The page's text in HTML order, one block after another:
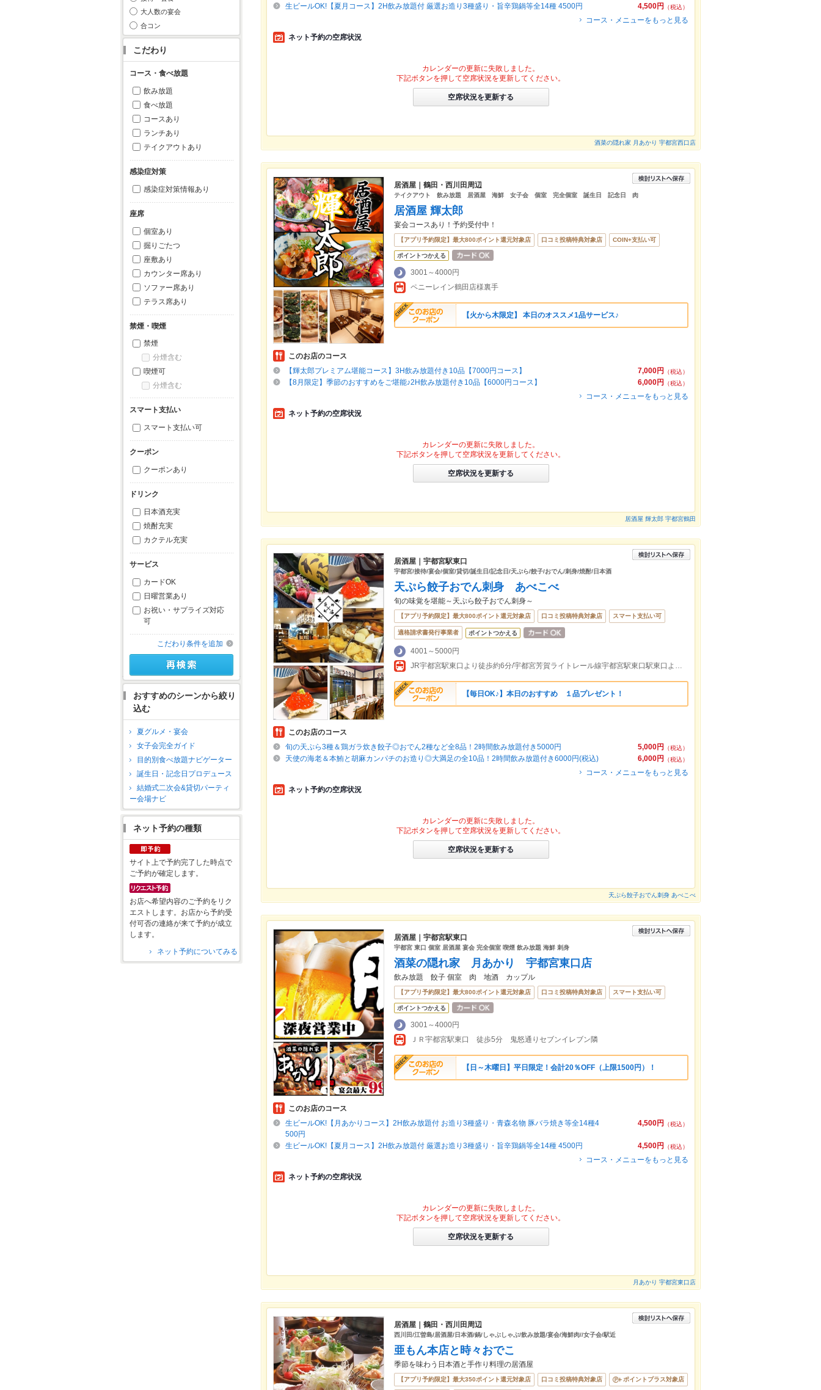
大人数の宴会
合コン
こだわり
コース・食べ放題
飲み放題
食べ放題
コースあり
ランチあり
テイクアウトあり
感染症対策
感染症対策情報あり
座席
個室あり
掘りごたつ
座敷あり
カウンター席あり
ソファー席あり
テラス席あり
禁煙・喫煙
禁煙
分煙含む
喫煙可
分煙含む
スマート支払い
スマート支払い可
クーポン
クーポンあり
ドリンク
日本酒充実
焼酎充実
カクテル充実
サービス
カードOK
日曜営業あり
お祝い・サプライズ対応
可
こだわり条件を追加
おすすめのシーンから絞り
込む
夏グルメ・宴会
女子会完全ガイド
目的別食べ放題ナビゲーター
誕生日・記念日プロデュース
結婚式二次会&貸切パーティ
ー会場ナビ
ネット予約の種類
サイト上で予約完了した時点で
ご予約が確定します。
お店へ希望内容のご予約をリク
エストします。お店から予約受
付可否の連絡が来て予約が成立
します。
ネット予約についてみる
4,500円
（税込）
生ビールOK!【夏月コース】2H飲み放題付 厳選お造り3種盛り・旨辛鶏鍋等全14種 4500円
コース・メニューをもっと見る
ネット予約の空席状況
カレンダーの更新に失敗しました。
下記ボタンを押して空席状況を更新してください。
空席状況を更新する
酒菜の隠れ家 月あかり 宇都宮西口店
居酒屋｜鶴田・西川田周辺
テイクアウト 飲み放題 居酒屋 海鮮 女子会 個室 完全個室 誕生日 記念日 肉
居酒屋 輝太郎
宴会コースあり！予約受付中！
【アプリ予約限定】最大800ポイント還元対象店 口コミ投稿特典対象店 COIN+支払い可
ポイントつかえる
3001～4000円
ペニーレイン鶴田店様裏手
【火から木限定】 本日のオススメ1品サービス♪
このお店のコース
7,000円
（税込）
【輝太郎プレミアム堪能コース】3H飲み放題付き10品【7000円コース】
6,000円
（税込）
【8月限定】季節のおすすめをご堪能♪2H飲み放題付き10品【6000円コース】
コース・メニューをもっと見る
ネット予約の空席状況
カレンダーの更新に失敗しました。
下記ボタンを押して空席状況を更新してください。
空席状況を更新する
居酒屋 輝太郎 宇都宮鶴田
居酒屋｜宇都宮駅東口
宇都宮/接待/宴会/個室/貸切/誕生日/記念日/天ぷら/餃子/おでん/刺身/焼酎/日本酒
天ぷら餃子おでん刺身 あべこべ
旬の味覚を堪能～天ぷら餃子おでん刺身～
【アプリ予約限定】最大800ポイント還元対象店 口コミ投稿特典対象店 スマート支払い可
適格請求書発行事業者 ポイントつかえる
4001～5000円
JR宇都宮駅東口より徒歩約6分/宇都宮芳賀ライトレール線宇都宮駅東口駅東口より徒歩約6分
【毎日OK♪】本日のおすすめ １品プレゼント！
このお店のコース
5,000円
（税込）
旬の天ぷら3種＆鶏ガラ炊き餃子◎おでん2種など全8品！2時間飲み放題付き5000円
6,000円
（税込）
天使の海老＆本鮪と胡麻カンパチのお造り◎大満足の全10品！2時間飲み放題付き6000円(税込)
コース・メニューをもっと見る
ネット予約の空席状況
カレンダーの更新に失敗しました。
下記ボタンを押して空席状況を更新してください。
空席状況を更新する
天ぷら餃子おでん刺身 あべこべ
居酒屋｜宇都宮駅東口
宇都宮 東口 個室 居酒屋 宴会 完全個室 喫煙 飲み放題 海鮮 刺身
酒菜の隠れ家 月あかり 宇都宮東口店
飲み放題 餃子 個室 肉 地酒 カップル
【アプリ予約限定】最大800ポイント還元対象店 口コミ投稿特典対象店 スマート支払い可
ポイントつかえる
3001～4000円
ＪＲ宇都宮駅東口 徒歩5分 鬼怒通りセブンイレブン隣
【日～木曜日】平日限定！会計20％OFF（上限1500円）！
このお店のコース
4,500円
（税込）
生ビールOK!【月あかりコース】2H飲み放題付 お造り3種盛り・青森名物 豚バラ焼き等全14種4
500円
4,500円
（税込）
生ビールOK!【夏月コース】2H飲み放題付 厳選お造り3種盛り・旨辛鶏鍋等全14種 4500円
コース・メニューをもっと見る
ネット予約の空席状況
カレンダーの更新に失敗しました。
下記ボタンを押して空席状況を更新してください。
空席状況を更新する
月あかり 宇都宮東口店
居酒屋｜鶴田・西川田周辺
西川田/江曽島/居酒屋/日本酒/鍋/しゃぶしゃぶ/飲み放題/宴会/海鮮肉//女子会/駅近
亜もん本店と時々おでこ
季節を味わう日本酒と手作り料理の居酒屋
【アプリ予約限定】最大350ポイント還元対象店 口コミ投稿特典対象店 ポイントプラス対象店